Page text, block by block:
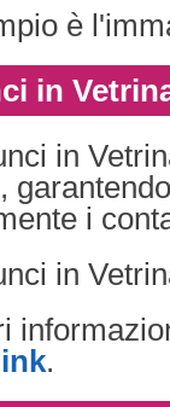
è
in
in
i
in
.